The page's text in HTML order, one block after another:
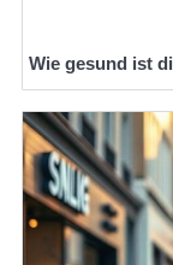
Wie gesund ist